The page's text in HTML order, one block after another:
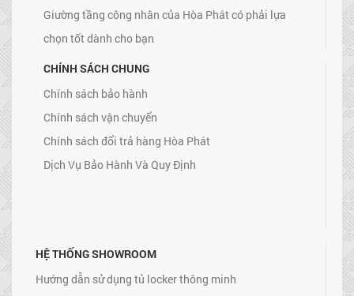
Giường tầng công nhân của Hòa Phát có phải lựa
chọn tốt dành cho bạn
CHÍNH SÁCH CHUNG
Chính sách bảo hành
Chính sách vận chuyển
Chính sách đổi trả hàng Hòa Phát
Dịch Vụ Bảo Hành Và Quy Định
HỆ THỐNG SHOWROOM
Hướng dẫn sử dụng tủ locker thông minh